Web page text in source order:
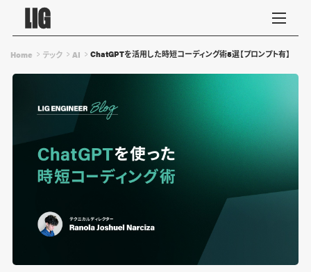
Home テック AI ChatGPTを活用した時短コーディング術5選【プロンプト有】